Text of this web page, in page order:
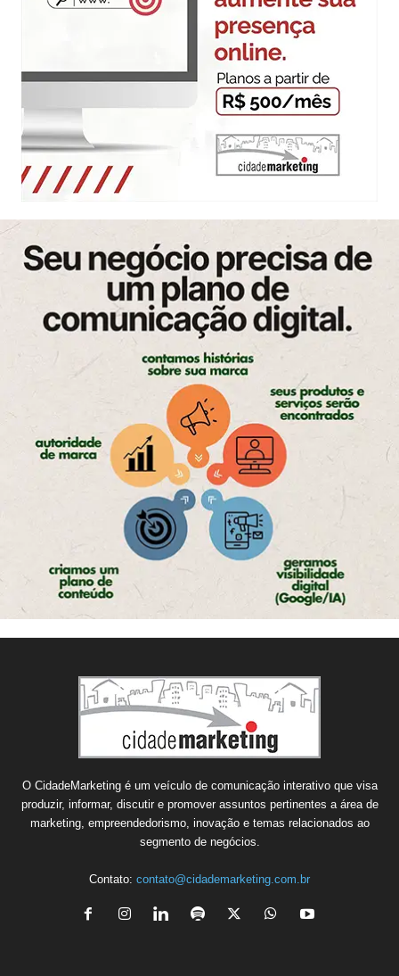
O CidadeMarketing é um veículo de comunicação interativo que visa
produzir, informar, discutir e promover assuntos pertinentes a área de
marketing, empreendedorismo, inovação e temas relacionados ao
segmento de negócios.
Contato: contato@cidademarketing.com.br